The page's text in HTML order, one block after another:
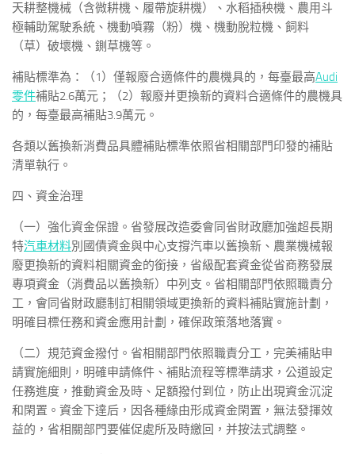
天耕整機械（含微耕機、履帶旋耕機）、水稻插秧機、農用斗
極輔助駕駛系統、機動噴霧（粉）機、機動脫粒機、飼料
（草）破壞機、鍘草機等。
補貼標準為：（1）僅報廢合適條件的農機具的，每臺最高Audi
零件補貼2.6萬元；（2）報廢并更換新的資料合適條件的農機具
的，每臺最高補貼3.9萬元。
各類以舊換新消費品具體補貼標準依照省相關部門印發的補貼
清單執行。
四、資金治理
（一）強化資金保證。省發展改造委會同省財政廳加強超長期
特汽車材料別國債資金與中心支撐汽車以舊換新、農業機械報
廢更換新的資料相關資金的銜接，省級配套資金從省商務發展
專項資金（消費品以舊換新）中列支。省相關部門依照職責分
工，會同省財政廳制訂相關領域更換新的資料補貼實施計劃，
明確目標任務和資金應用計劃，確保政策落地落實。
（二）規范資金撥付。省相關部門依照職責分工，完美補貼申
請實施細則，明確申請條件、補貼流程等標準請求，公道設定
任務進度，推動資金及時、足額撥付到位，防止出現資金沉淀
和閑置。資金下達后，因各種緣由形成資金閑置，無法發揮效
益的，省相關部門要催促處所及時繳回，并按法式調整。